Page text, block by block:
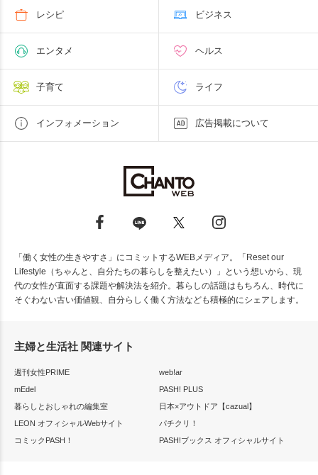
レシピ ビジネス
エンタメ ヘルス
子育て ライフ
インフォメーション 広告掲載について
「働く女性の生きやすさ」にコミットするWEBメディア。「Reset our
Lifestyle（ちゃんと、自分たちの暮らしを整えたい）」という想いから、現
代の女性が直面する課題や解決法を紹介。暮らしの話題はもちろん、時代に
そぐわない古い価値観、自分らしく働く方法なども積極的にシェアします。
主婦と生活社 関連サイト
週刊女性PRIME
web!ar
mEdel
PASH! PLUS
暮らしとおしゃれの編集室
日本×アウトドア【cazual】
LEON オフィシャルWebサイト
パチクリ！
コミックPASH！
PASH!ブックス オフィシャルサイト